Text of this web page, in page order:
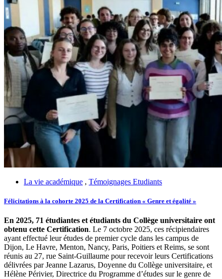
La vie académique , Témoignages Etudiants
Félicitations à la cohorte 2025 de la Certification « Genre et égalité »
En 2025, 71 étudiantes et étudiants du Collège universitaire ont
obtenu cette Certification. Le 7 octobre 2025, ces récipiendaires
ayant effectué leur études de premier cycle dans les campus de
Dijon, Le Havre, Menton, Nancy, Paris, Poitiers et Reims, se sont
réunis au 27, rue Saint-Guillaume pour recevoir leurs Certifications
délivrées par Jeanne Lazarus, Doyenne du Collège universitaire, et
Hélène Périvier, Directrice du Programme d’études sur le genre de